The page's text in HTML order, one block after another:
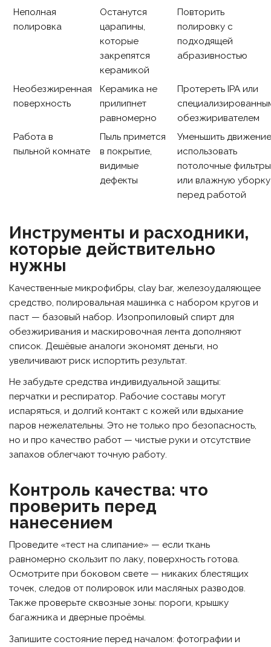
Неполная
полировка
Останутся
царапины,
которые
закрепятся
керамикой
Повторить
полировку с
подходящей
абразивностью
Необезжиренная
поверхность
Керамика не
прилипнет
равномерно
Протереть IPA или
обезжиривателем
Работа в
пыльной комнате
Пыль примется
в покрытие,
видимые
дефекты
Уменьшить
использовать
потолочные фильтры
или влажную уборку
перед работой
Инструменты и расходники,
которые действительно
нужны
Качественные микрофибры, clay bar, железоудаляющее
средство, полировальная машинка с набором кругов и
паст — базовый набор. Изопропиловый спирт для
обезжиривания и маскировочная лента дополняют
список. Дешёвые аналоги экономят деньги, но
увеличивают риск испортить результат.
Не забудьте средства индивидуальной защиты:
перчатки и респиратор. Рабочие составы могут
испаряться, и долгий контакт с кожей или вдыхание
паров нежелательны. Это не только про безопасность,
но и про качество работ — чистые руки и отсутствие
запахов облегчают точную работу.
Контроль качества: что
проверить перед
нанесением
Проведите «тест на слипание» — если ткань
равномерно скользит по лаку, поверхность готова.
Осмотрите при боковом свете — никаких блестящих
точек, следов от полировок или масляных разводов.
Также проверьте сквозные зоны: пороги, крышку
багажника и дверные проёмы.
Запишите состояние перед началом: фотографии и